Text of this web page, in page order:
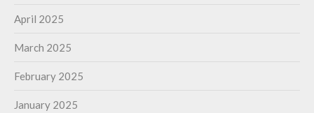
April 2025
March 2025
February 2025
January 2025